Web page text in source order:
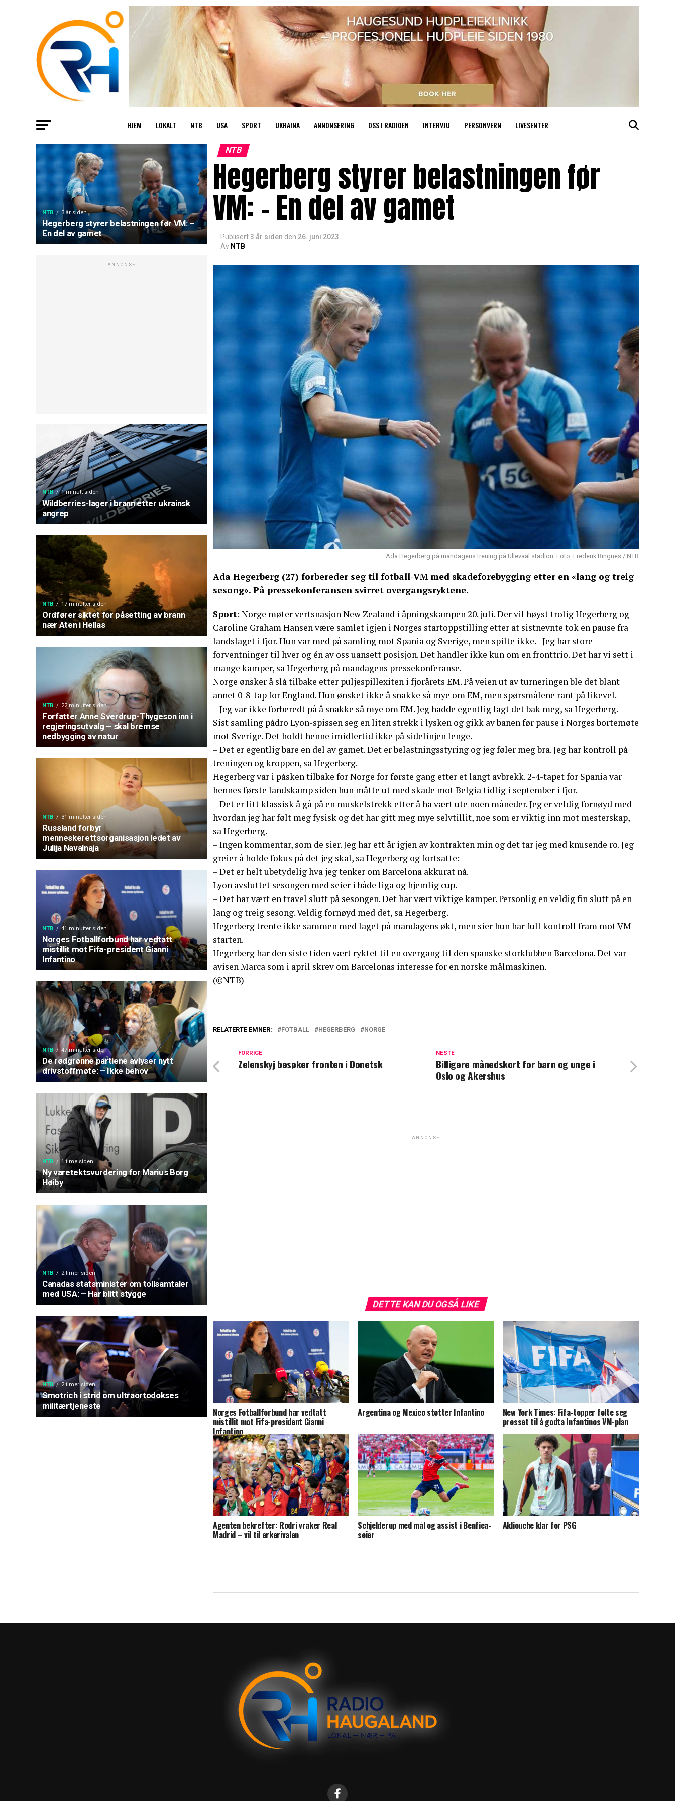
HJEM LOKALT NTB USA SPORT UKRAINA ANNONSERING OSS I RADIOEN INTERVJU PERSONVERN LIVESENTER
NTB 3 år siden
Hegerberg styrer belastningen før VM: –
En del av gamet
ANNONSE
NTB 1 minutt siden
Wildberries-lager i brann etter ukrainsk
angrep
NTB 17 minutter siden
Ordfører siktet for påsetting av brann
nær Aten i Hellas
NTB 22 minutter siden
Forfatter Anne Sverdrup-Thygeson inn i
regjeringsutvalg – skal bremse
nedbygging av natur
NTB 31 minutter siden
Russland forbyr
menneskerettsorganisasjon ledet av
Julija Navalnaja
NTB 41 minutter siden
Norges Fotballforbund har vedtatt
mistillit mot Fifa-president Gianni
Infantino
NTB 47 minutter siden
De rødgrønne partiene avlyser nytt
drivstoffmøte: – Ikke behov
NTB 1 time siden
Ny varetektsvurdering for Marius Borg
Høiby
NTB 2 timer siden
Canadas statsminister om tollsamtaler
med USA: – Har blitt stygge
NTB 2 timer siden
Smotrich i strid om ultraortodokses
militærtjeneste
NTB
Hegerberg styrer belastningen før
VM: – En del av gamet
Publisert3 år siden den 26. juni 2023
Av NTB
Ada Hegerberg på mandagens trening på Ullevaal stadion. Foto: Frederik Ringnes / NTB
Ada Hegerberg (27) forbereder seg til fotball-VM med skadeforebygging etter en «lang og treig
sesong». På pressekonferansen svirret overgangsryktene.
Sport: Norge møter vertsnasjon New Zealand i åpningskampen 20. juli. Der vil høyst trolig Hegerberg og
Caroline Graham Hansen være samlet igjen i Norges startoppstilling etter at sistnevnte tok en pause fra
landslaget i fjor. Hun var med på samling mot Spania og Sverige, men spilte ikke.– Jeg har store
forventninger til hver og én av oss uansett posisjon. Det handler ikke kun om en fronttrio. Det har vi sett i
mange kamper, sa Hegerberg på mandagens pressekonferanse.
Norge ønsker å slå tilbake etter puljespillexiten i fjorårets EM. På veien ut av turneringen ble det blant
annet 0-8-tap for England. Hun ønsket ikke å snakke så mye om EM, men spørsmålene rant på likevel.
– Jeg var ikke forberedt på å snakke så mye om EM. Jeg hadde egentlig lagt det bak meg, sa Hegerberg.
Sist samling pådro Lyon-spissen seg en liten strekk i lysken og gikk av banen før pause i Norges bortemøte
mot Sverige. Det holdt henne imidlertid ikke på sidelinjen lenge.
– Det er egentlig bare en del av gamet. Det er belastningsstyring og jeg føler meg bra. Jeg har kontroll på
treningen og kroppen, sa Hegerberg.
Hegerberg var i påsken tilbake for Norge for første gang etter et langt avbrekk. 2-4-tapet for Spania var
hennes første landskamp siden hun måtte ut med skade mot Belgia tidlig i september i fjor.
– Det er litt klassisk å gå på en muskelstrekk etter å ha vært ute noen måneder. Jeg er veldig fornøyd med
hvordan jeg har følt meg fysisk og det har gitt meg mye selvtillit, noe som er viktig inn mot mesterskap,
sa Hegerberg.
– Ingen kommentar, som de sier. Jeg har ett år igjen av kontrakten min og det tar jeg med knusende ro. Jeg
greier å holde fokus på det jeg skal, sa Hegerberg og fortsatte:
– Det er helt ubetydelig hva jeg tenker om Barcelona akkurat nå.
Lyon avsluttet sesongen med seier i både liga og hjemlig cup.
– Det har vært en travel slutt på sesongen. Det har vært viktige kamper. Personlig en veldig fin slutt på en
lang og treig sesong. Veldig fornøyd med det, sa Hegerberg.
Hegerberg trente ikke sammen med laget på mandagens økt, men sier hun har full kontroll fram mot VM-
starten.
Hegerberg har den siste tiden vært ryktet til en overgang til den spanske storklubben Barcelona. Det var
avisen Marca som i april skrev om Barcelonas interesse for en norske målmaskinen.
(©NTB)
RELATERTE EMNER: FOTBALL HEGERBERG NORGE
NESTE
Billigere månedskort for barn og unge i
Oslo og Akershus
FORRIGE
Zelenskyj besøker fronten i Donetsk
ANNONSE
DETTE KAN DU OGSÅ LIKE
Norges Fotballforbund har vedtatt
mistillit mot Fifa-president Gianni
Infantino
Argentina og Mexico støtter Infantino New York Times: Fifa-topper følte seg
presset til å godta Infantinos VM-plan
Agenten bekrefter: Rodri vraker Real
Madrid – vil til erkerivalen
Schjelderup med mål og assist i Benfica-
seier
Akliouche klar for PSG